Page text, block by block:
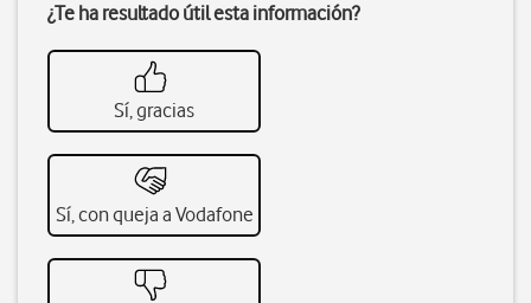
¿Te ha resultado útil esta información?
Sí, gracias
Sí, con queja a Vodafone